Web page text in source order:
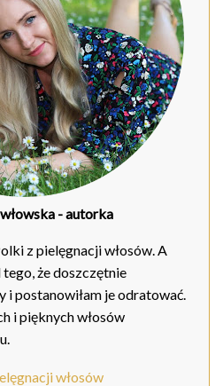
- autorka
z pielęgnacji włosów. A
że doszczętnie
i postanowiłam je odratować.
i pięknych włosów
włosów